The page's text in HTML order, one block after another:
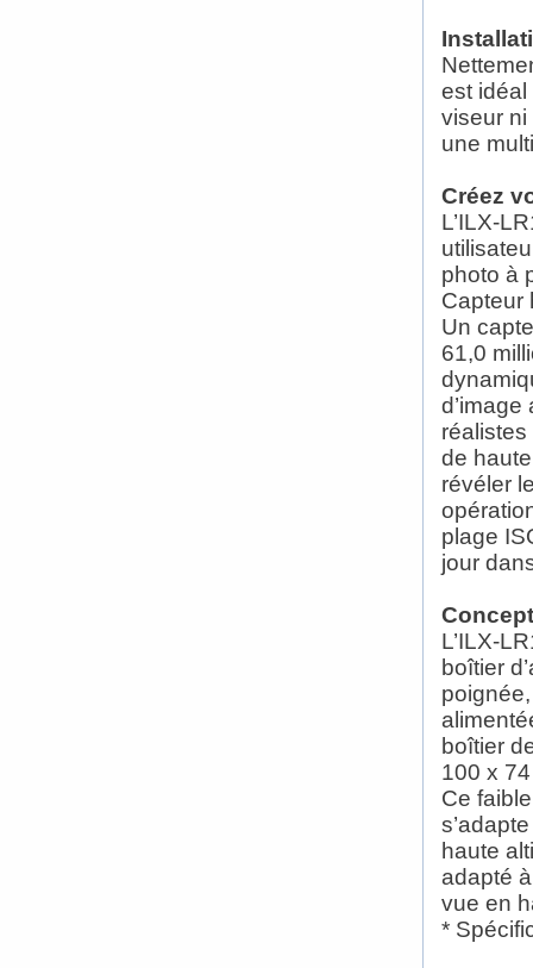
est idéal
viseur ni
une
Créez
L’ILX-
photo à
Capteur
Un
61,0
de
révéler
plage
jour
L’ILX-
boîtier
boîtier
100 x
Ce
haute
adapté
vue en
*